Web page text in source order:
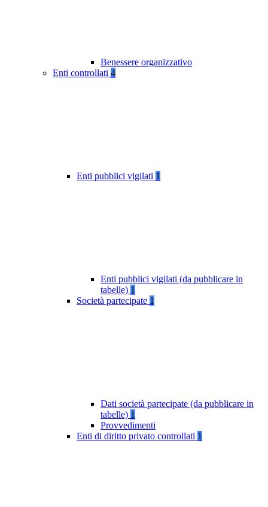
Benessere organizzativo
Enti controllati 4
Enti pubblici vigilati 1
Enti pubblici vigilati (da pubblicare in
tabelle) 1
Società partecipate 1
Dati società partecipate (da pubblicare in
tabelle) 1
Provvedimenti
Enti di diritto privato controllati 1